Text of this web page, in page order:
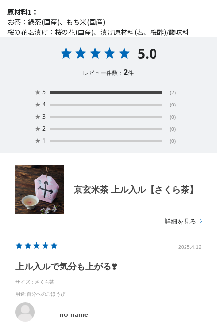
原材料1：
お茶：緑茶(国産)、もち米(国産)
桜の花塩漬け：桜の花(国産)、漬け原材料(塩、梅酢)/酸味料
5.0
レビュー件数：2件
★ 5 (2)
★ 4 (0)
★ 3 (0)
★ 2 (0)
★ 1 (0)
京玄米茶 上ル入ル【さくら茶】
詳細を見る
2025.4.12
上ル入ルで気分も上がる❣️
サイズ：さくら茶
用途:自分へのごほうび
no name